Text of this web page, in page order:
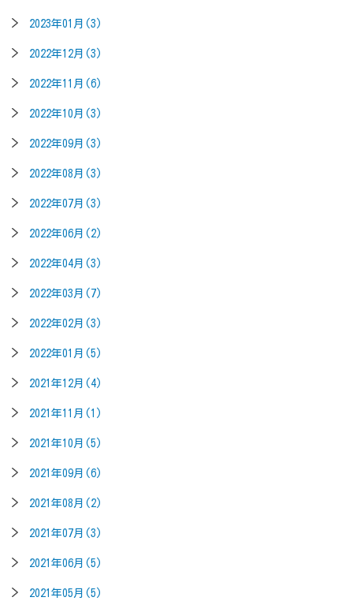
2023年01月(3)
2022年12月(3)
2022年11月(6)
2022年10月(3)
2022年09月(3)
2022年08月(3)
2022年07月(3)
2022年06月(2)
2022年04月(3)
2022年03月(7)
2022年02月(3)
2022年01月(5)
2021年12月(4)
2021年11月(1)
2021年10月(5)
2021年09月(6)
2021年08月(2)
2021年07月(3)
2021年06月(5)
2021年05月(5)